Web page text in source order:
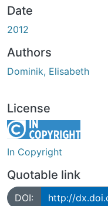
Date
2012
Authors
Dominik, Elisabeth
License
In Copyright
Quotable link
DOI: http://